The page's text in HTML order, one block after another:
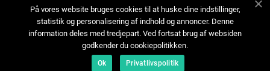
Cookies
Kontakt os
Sitemap
På vores website bruges cookies til at huske dine indstillinger,
statistik og personalisering af indhold og annoncer. Denne
information deles med tredjepart. Ved fortsat brug af websiden
godkender du cookiepolitikken.
Ok Privatlivspolitik